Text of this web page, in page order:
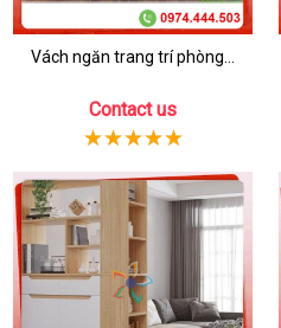
Vách ngăn trang trí phòng...
Contact us